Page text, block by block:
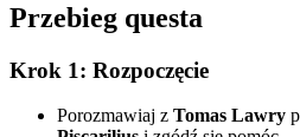
Przebieg questa
Krok 1: Rozpoczęcie
Porozmawiaj z Tomas Lawry